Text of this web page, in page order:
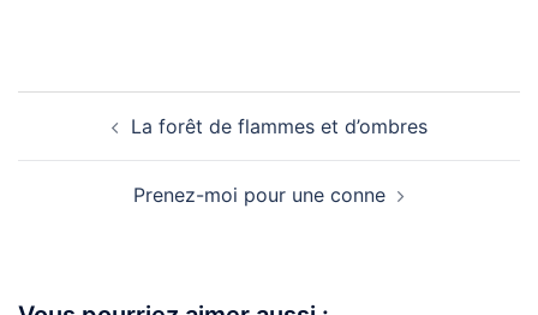
La forêt de flammes et d’ombres
Prenez-moi pour une conne